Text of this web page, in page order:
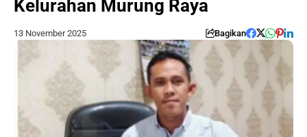
Kelurahan Murung Raya
13 November 2025 Bagikan